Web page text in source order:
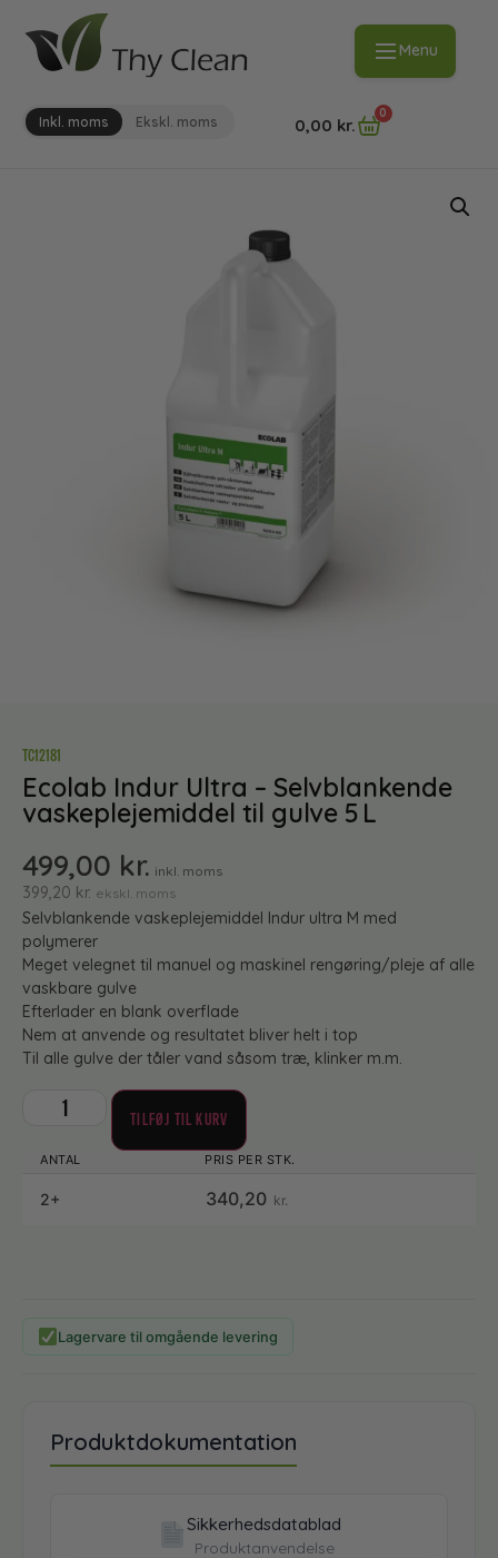
Menu
Inkl. moms Ekskl. moms 0,00 kr.
0
TC12181
Ecolab Indur Ultra – Selvblankende
vaskeplejemiddel til gulve 5 L
499,00 kr. inkl. moms
399,20 kr. ekskl. moms
Selvblankende vaskeplejemiddel Indur ultra M med
polymerer
Meget velegnet til manuel og maskinel rengøring/pleje af alle
vaskbare gulve
Efterlader en blank overflade
Nem at anvende og resultatet bliver helt i top
Til alle gulve der tåler vand såsom træ, klinker m.m.
TILFØJ TIL KURV
2+ 340,20 kr.
Lagervare til omgående levering
Produktdokumentation
Sikkerhedsdatablad
Produktanvendelse